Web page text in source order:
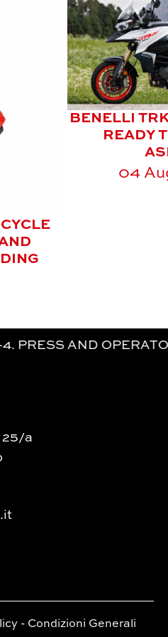
BENELLI
READY
04
|
25/a
- Condizioni Generali